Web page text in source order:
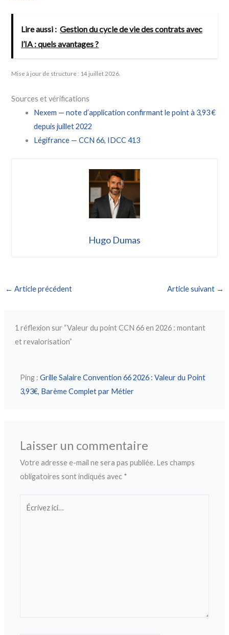
Lire aussi : Gestion du cycle de vie des contrats avec
l’IA : quels avantages ?
Mise à jour de structure : 14 juillet 2026.
Sources et vérifications
Nexem — note d’application confirmant le point à 3,93 €
depuis juillet 2022
Légifrance — CCN 66, IDCC 413
Hugo Dumas
← Article précédent Article suivant →
1 réflexion sur “Valeur du point CCN 66 en 2026 : montant
et revalorisation”
Ping :Grille Salaire Convention 66 2026 : Valeur du Point
3,93€, Barème Complet par Métier
Laisser un commentaire
Votre adresse e-mail ne sera pas publiée. Les champs
obligatoires sont indiqués avec *